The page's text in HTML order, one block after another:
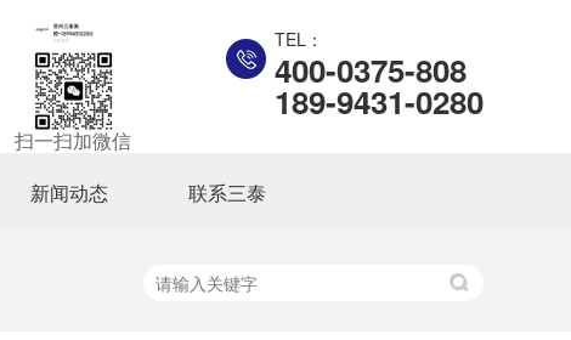
扫一扫加微信
TEL：
400-0375-808
189-9431-0280
新闻动态 联系三泰